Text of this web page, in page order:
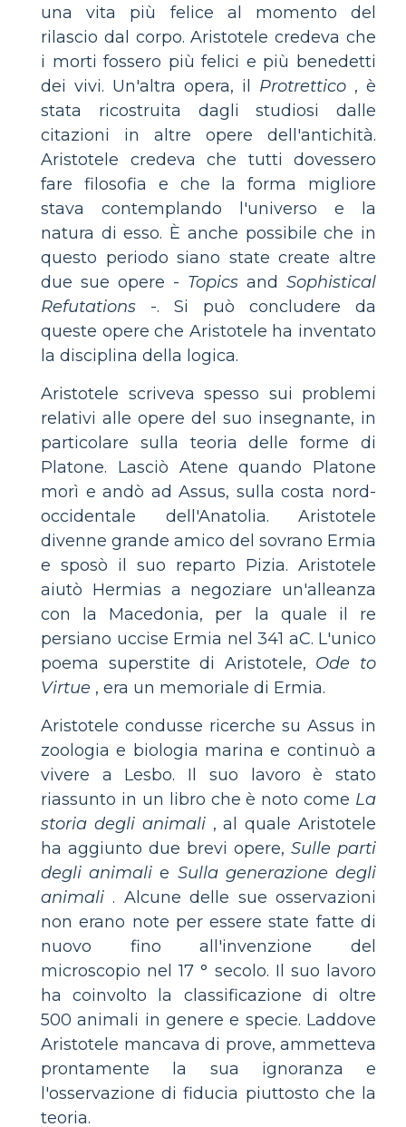
una vita più felice al momento del
rilascio dal corpo. Aristotele credeva che
i morti fossero più felici e più benedetti
dei vivi. Un'altra opera, il Protrettico , è
stata ricostruita dagli studiosi dalle
citazioni in altre opere dell'antichità.
Aristotele credeva che tutti dovessero
fare filosofia e che la forma migliore
stava contemplando l'universo e la
natura di esso. È anche possibile che in
questo periodo siano state create altre
due sue opere - Topics and Sophistical
Refutations -. Si può concludere da
queste opere che Aristotele ha inventato
la disciplina della logica.
Aristotele scriveva spesso sui problemi
relativi alle opere del suo insegnante, in
particolare sulla teoria delle forme di
Platone. Lasciò Atene quando Platone
morì e andò ad Assus, sulla costa nord-
occidentale dell'Anatolia. Aristotele
divenne grande amico del sovrano Ermia
e sposò il suo reparto Pizia. Aristotele
aiutò Hermias a negoziare un'alleanza
con la Macedonia, per la quale il re
persiano uccise Ermia nel 341 aC. L'unico
poema superstite di Aristotele, Ode to
Virtue , era un memoriale di Ermia.
Aristotele condusse ricerche su Assus in
zoologia e biologia marina e continuò a
vivere a Lesbo. Il suo lavoro è stato
riassunto in un libro che è noto come La
storia degli animali, al quale Aristotele
ha aggiunto due brevi opere, Sulle parti
degli animali e Sulla generazione degli
animali . Alcune delle sue osservazioni
non erano note per essere state fatte di
nuovo fino all'invenzione del
microscopio nel 17 ° secolo. Il suo lavoro
ha coinvolto la classificazione di oltre
500 animali in genere e specie. Laddove
Aristotele mancava di prove, ammetteva
prontamente la sua ignoranza e
l'osservazione di fiducia piuttosto che la
teoria.